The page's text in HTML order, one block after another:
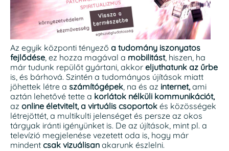
Az egyik központi tényező a tudomány iszonyatos
fejlődése, ez hozza magával a mobilitást, hiszen, ha
már tudunk repülőt gyártani, akkor eljuthatunk az űrbe
is, és bárhová. Szintén a tudományos újítások miatt
jöhettek létre a számítógépek, na és az internet,ami
aztán lehetővé tette a korlátok nélküli kommunikációt,
az online életvitelt, a virtuális csoportok és közösségek
létrejöttét, a multikulti jelenséget és persze az okos
tárgyak iránti igényünket is. De az újítások, mint pl. a
televízió megjelenése vezetett oda is, hogy már
mindent csak vizuálisan akarunk észlelni.